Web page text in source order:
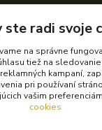
ste radi svoje
na správne
tiež na
kampaní,
pri používaní
vašim
cookies